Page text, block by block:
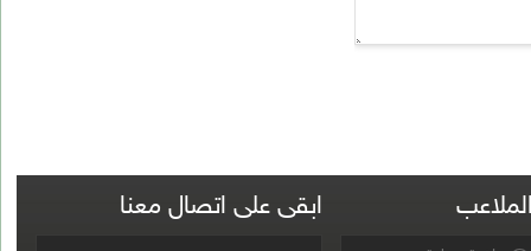
ابقى على اتصال معنا